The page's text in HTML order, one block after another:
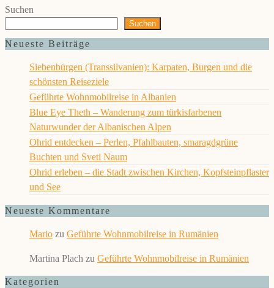
Suchen
Suchen
Neueste Beiträge
Siebenbürgen (Transsilvanien): Karpaten, Burgen und die
schönsten Reiseziele
Geführte Wohnmobilreise in Albanien
Blue Eye Theth – Wanderung zum türkisfarbenen
Naturwunder der Albanischen Alpen
Ohrid entdecken – Perlen, Pfahlbauten, smaragdgrüne
Buchten und Sveti Naum
Ohrid erleben – die Stadt zwischen Kirchen, Kopfsteinpflaster
und See
Neueste Kommentare
Mario zu Geführte Wohnmobilreise in Rumänien
Martina Plach zu Geführte Wohnmobilreise in Rumänien
Kategorien